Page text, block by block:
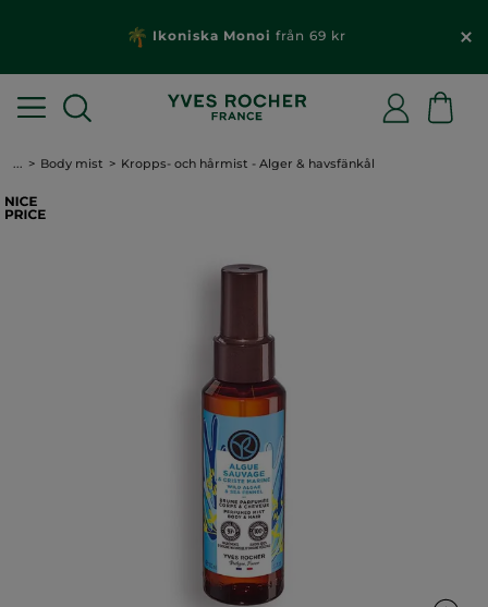
Ikoniska Monoi från 69 kr
... Body mist Kropps- och hårmist - Alger & havsfänkål